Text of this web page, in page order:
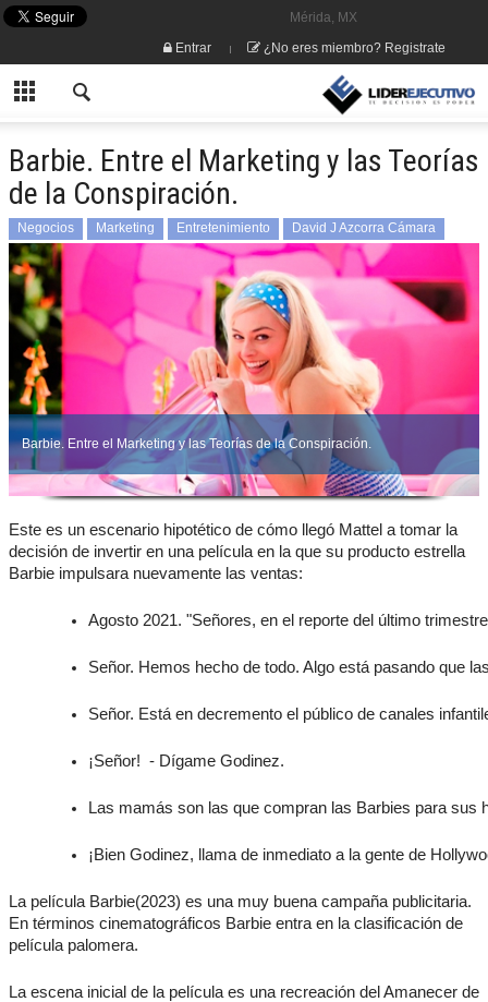
Mérida, MX
Entrar
¿No eres miembro? Registrate
Barbie. Entre el Marketing y las Teorías
de la Conspiración.
Negocios Marketing Entretenimiento David J Azcorra Cámara
Barbie. Entre el Marketing y las Teorías de la Conspiración.
Este es un escenario hipotético de cómo llegó Mattel a tomar la
decisión de invertir en una película en la que su producto estrella
Barbie impulsara nuevamente las ventas:
Agosto 2021. "Señores, en el reporte del último
Señor. Hemos hecho de todo. Algo está pasando que
Señor. Está en decremento el público de canales
¡Señor!  - Dígame Godinez.
Las mamás son las que compran las Barbies para sus
¡Bien Godinez, llama de inmediato a la gente de
La película Barbie(2023) es una muy buena campaña publicitaria.
En términos cinematográficos Barbie entra en la clasificación de
película palomera.
La escena inicial de la película es una recreación del Amanecer de